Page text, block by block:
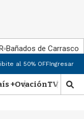
Bañados de Carrasco
al 50% OFFIngresar
+OvaciónTV Show
M
o